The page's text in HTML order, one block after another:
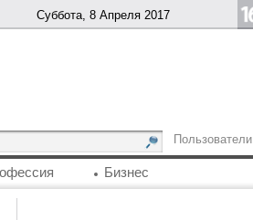
Суббота, 8 Апреля 2017
Пользователи
Бизнес